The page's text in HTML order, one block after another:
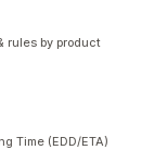
rules by product
Time (EDD/ETA)